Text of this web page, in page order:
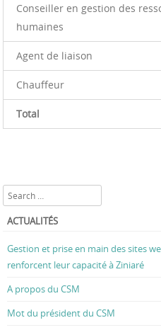
Conseiller en gestion des
humaines
Agent de liaison
Chauffeur
Total
Search
ACTUALITÉS
Gestion et prise en main des sites
renforcent leur capacité à Ziniaré
A propos du CSM
Mot du président du CSM